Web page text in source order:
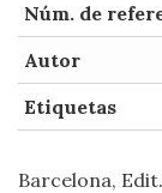
Núm. de
Autor
Etiquetas
Barcelona,